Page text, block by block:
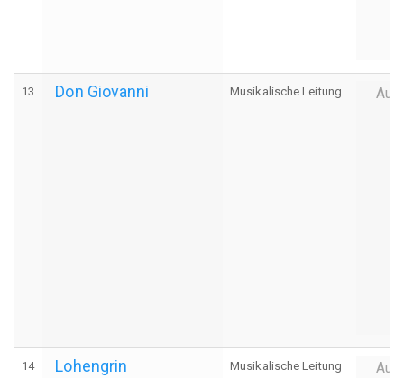
13 Don Giovanni Musikalische Leitung
14 Lohengrin Musikalische Leitung